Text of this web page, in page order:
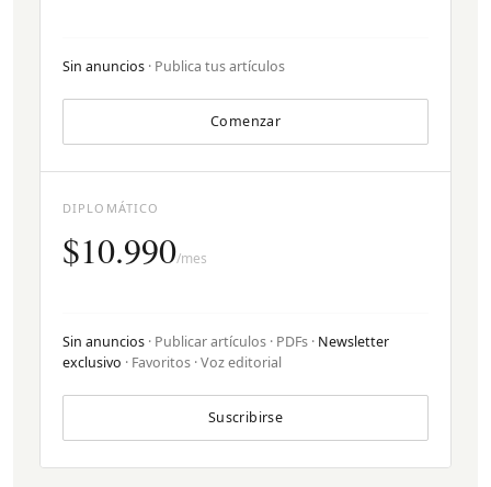
Sin anuncios · Publica tus artículos
Comenzar
DIPLOMÁTICO
$10.990/mes
Sin anuncios · Publicar artículos · PDFs · Newsletter
exclusivo · Favoritos · Voz editorial
Suscribirse